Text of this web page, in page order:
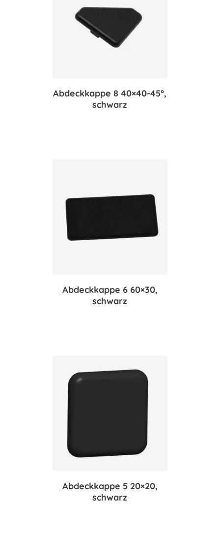
Abdeckkappe 8 40×40-45°,
schwarz
Abdeckkappe 6 60×30,
schwarz
Abdeckkappe 5 20×20,
schwarz